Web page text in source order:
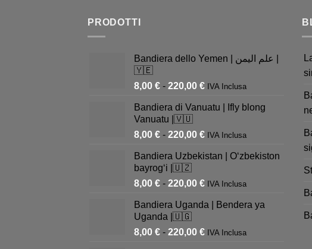
PRODOTTI
Bandiera dello Yemen | علم اليمن |
🇾🇪
8,00 € - 220,00 € IVA Inclusa
Bandiera di Vanuatu | Ifly blong
Vanuatu |🇻🇺
8,00 € - 220,00 € IVA Inclusa
Bandiera Uzbekistan | Oʻzbekiston
bayrogʻi |🇺🇿
8,00 € - 220,00 € IVA Inclusa
Bandiera Uganda | Bendera ya
Uganda |🇺🇬
8,00 € - 220,00 € IVA Inclusa